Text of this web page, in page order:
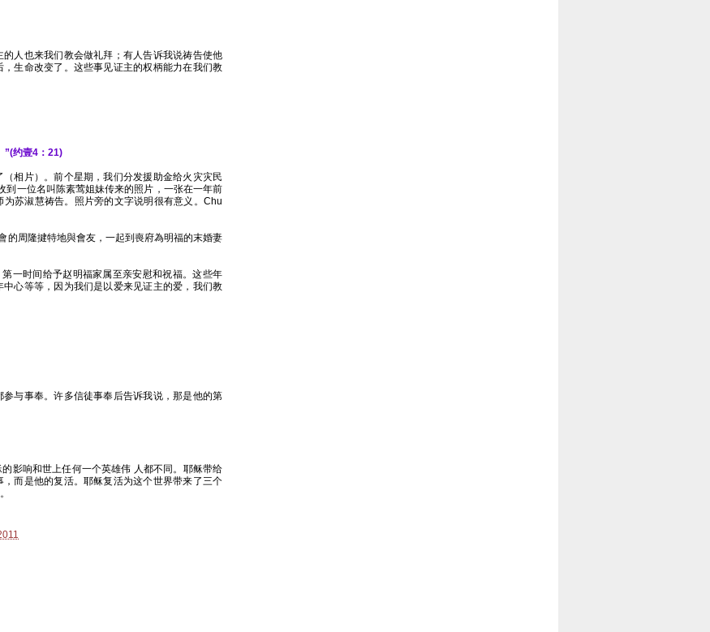
人也来我们教会做礼拜；有人告诉我说祷告使他
生命改变了。这些事见证主的权柄能力在我们教
”(约壹4：21)
相片）。前个星期，我们分发援助金给火灾灾民
到一位名叫陈素莺姐妹传来的照片，一张在一年前
苏淑慧祷告。照片旁的文字说明很有意义。Chu
的周隆揵特地與會友，一起到喪府為明福的末婚妻
一时间给予赵明福家属至亲安慰和祝福。这些年
心等等，因为我们是以爱来见证主的爱，我们教
与事奉。许多信徒事奉后告诉我说，那是他的第
影响和世上任何一个英雄伟 人都不同。耶稣带给
而是他的复活。耶稣复活为这个世界带来了三个